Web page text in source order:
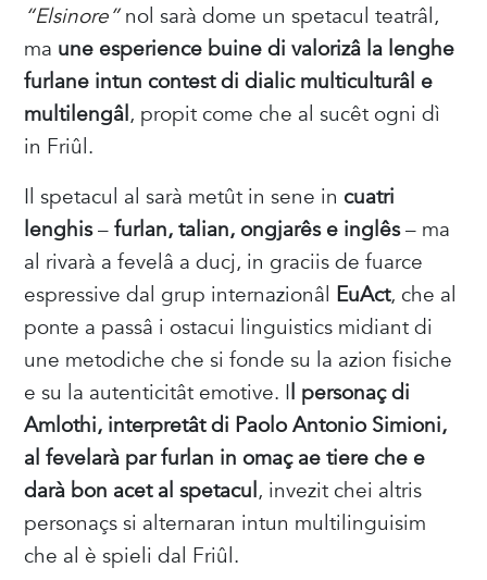
“Elsinore”nol sarà dome un spetacul teatrâl,
ma une esperience buine di valorizâ la lenghe
furlane intun contest di dialic multiculturâl e
multilengâl, propit come che al sucêt ogni dì
in Friûl.
Il spetacul al sarà metût in sene in cuatri
lenghis–furlan, talian, ongjarês e inglês– ma
al rivarà a fevelâ a ducj, in graciis de fuarce
espressive dal grup internazionâl EuAct, che al
ponte a passâ i ostacui linguistics midiant di
une metodiche che si fonde su la azion fisiche
e su la autenticitât emotive. Il personaç di
Amlothi, interpretât di Paolo Antonio Simioni,
al fevelarà par furlan in omaç ae tiere che e
darà bon acet al spetacul, invezit chei altris
personaçs si alternaran intun multilinguisim
che al è spieli dal Friûl.